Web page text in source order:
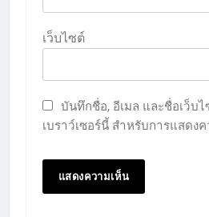
เว็บไซต์
บันทึกชื่อ, อีเมล และชื่อเว็บ
เบราว์เซอร์นี้ สำหรับการแสดง